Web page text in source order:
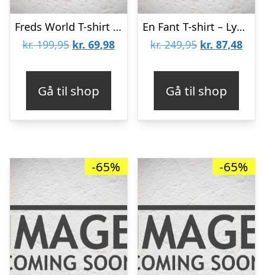
Freds World T-shirt – Blå m. Flodheste
kr.199,95 Den
kr. 199,95.
kr. 69,98Den
kr. 69,98.
Gå til shop
En Fant T-shirt – Lysgråmeleret m. Print
kr.249,95 Den
kr. 249,95.
kr. 87,48Den
kr.
Gå til shop
-65% -65%